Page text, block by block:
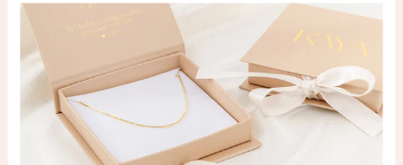
klantenservice@kayasierade
Producten
Alle producten
Nieuwe producten
KAYA Sieraden
Over ons
Samenwerken?